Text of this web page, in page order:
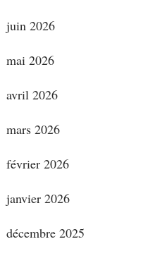
juin 2026
mai 2026
avril 2026
mars 2026
février 2026
janvier 2026
décembre 2025